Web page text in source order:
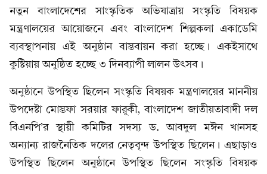
নতুন বাংলাদেশের সাংস্কৃতিক অভিযাত্রায় সংস্কৃতি বিষয়ক
মন্ত্রণালয়ের আয়োজনে এবং বাংলাদেশ শিল্পকলা একাডেমি
ব্যবস্থাপনায় এই অনুষ্ঠান বাস্তবায়ন করা হচ্ছে। একইসাথে
কুষ্টিয়ায় অনুষ্ঠিত হচ্ছে ৩ দিনব্যাপী লালন উৎসব।
অনুষ্ঠানে উপস্থিত ছিলেন সংস্কৃতি বিষয়ক মন্ত্রণালয়ের মাননীয়
উপদেষ্টা মোস্তফা সরয়ার ফারুকী, বাংলাদেশ জাতীয়তাবাদী দল
বিএনপি’র স্থায়ী কমিটির সদস্য ড. আবদুল মঈন খানসহ
অন্যান্য রাজনৈতিক দলের নেতৃবৃন্দ উপস্থিত ছিলেন। এছাড়াও
উপস্থিত ছিলেন অনুষ্ঠানে উপস্থিত ছিলেন সংস্কৃতি বিষয়ক